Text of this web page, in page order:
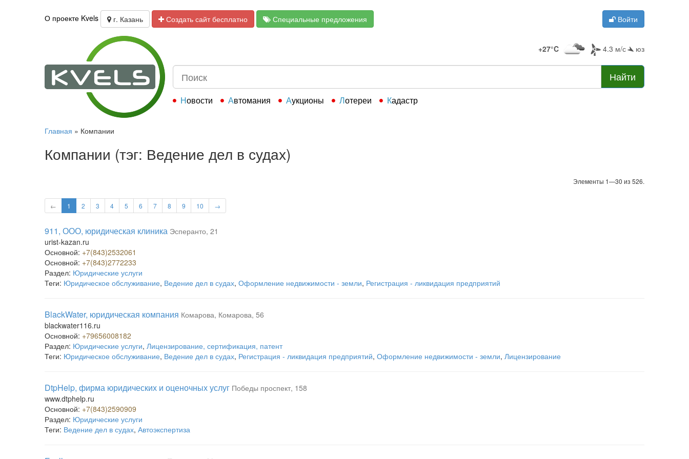
О проекте Kvels г. Казань Создать сайт бесплатно Специальные предложения Войти
+27°C 4.3 м/с юз
Найти
Новости Автомания Аукционы Лотереи Кадастр
Главная » Компании
Компании (тэг: Ведение дел в судах)
Элементы 1—30 из 526.
← 1 2 3 4 5 6 7 8 9 10 →
911, ООО, юридическая клиника Эсперанто, 21
urist-kazan.ru
Основной: +7(843)2532061
Основной: +7(843)2772233
Раздел: Юридические услуги
Теги: Юридическое обслуживание, Ведение дел в судах, Оформление недвижимости - земли, Регистрация - ликвидация предприятий
BlackWater, юридическая компания Комарова, Комарова, 56
blackwater116.ru
Основной: +79656008182
Раздел: Юридические услуги, Лицензирование, сертификация, патент
Теги: Юридическое обслуживание, Ведение дел в судах, Регистрация - ликвидация предприятий, Оформление недвижимости - земли, Лицензирование
DtpHelp, фирма юридических и оценочных услуг Победы проспект, 158
www.dtphelp.ru
Основной: +7(843)2590909
Раздел: Юридические услуги
Теги: Ведение дел в судах, Автоэкспертиза